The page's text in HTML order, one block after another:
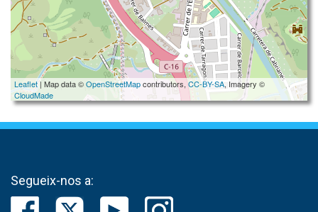
Leaflet| Map data ©OpenStreetMapcontributors,CC-BY-SA, Imagery ©
CloudMade
Segueix-nos a: